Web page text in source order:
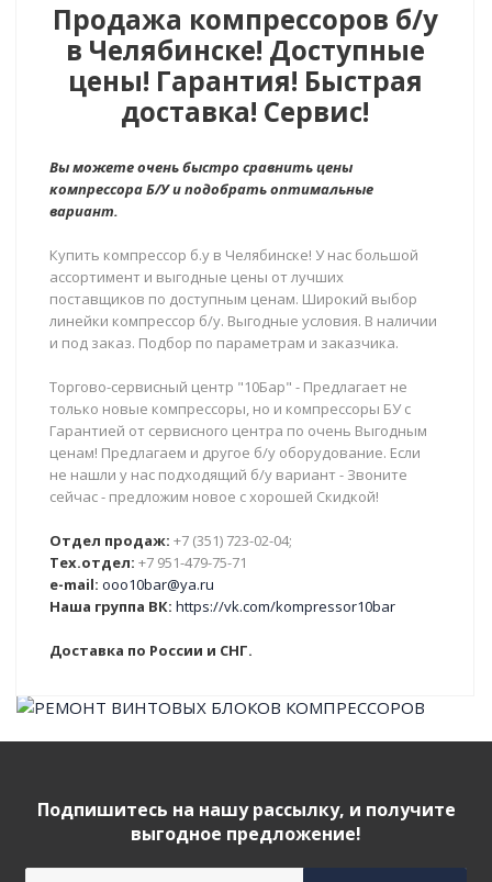
Продажа компрессоров б/у
в Челябинске! Доступные
цены! Гарантия! Быстрая
доставка! Сервис!
Вы можете очень быстро сравнить цены
компрессора Б/У и подобрать оптимальные
вариант.
Купить компрессор б.у в Челябинске! У нас большой
ассортимент и выгодные цены от лучших
поставщиков по доступным ценам. Широкий выбор
линейки компрессор б/у. Выгодные условия. В наличии
и под заказ. Подбор по параметрам и заказчика.
Торгово-сервисный центр "10Бар" - Предлагает не
только новые компрессоры, но и компрессоры БУ с
Гарантией от сервисного центра по очень Выгодным
ценам! Предлагаем и другое б/у оборудование. Если
не нашли у нас подходящий б/у вариант - Звоните
сейчас - предложим новое с хорошей Скидкой!
Отдел продаж: +7 (351) 723-02-04;
Тех.отдел: +7 951-479-75-71
e-mail: ooo10bar@ya.ru
Наша группа ВК: https://vk.com/kompressor10bar
Доставка по России и СНГ.
Подпишитесь на нашу рассылку, и получите
выгодное предложение!